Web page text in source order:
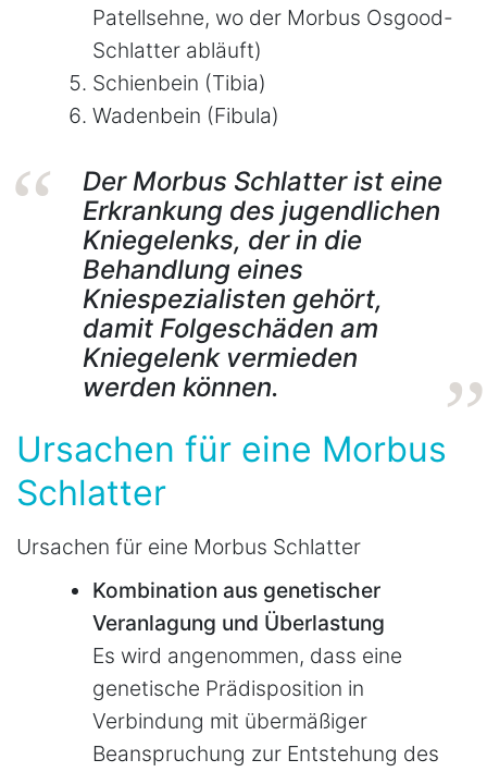
Patellsehne, wo der Morbus Osgood-
Schlatter abläuft)
Schienbein (Tibia)
Wadenbein (Fibula)
Der Morbus Schlatter ist eine
Erkrankung des jugendlichen
Kniegelenks, der in die
Behandlung eines
Kniespezialisten gehört,
damit Folgeschäden am
Kniegelenk vermieden
werden können.
Ursachen für eine Morbus
Schlatter
Ursachen für eine Morbus Schlatter
Kombination aus genetischer
Veranlagung und Überlastung
Es wird angenommen, dass eine
genetische Prädisposition in
Verbindung mit übermäßiger
Beanspruchung zur Entstehung des